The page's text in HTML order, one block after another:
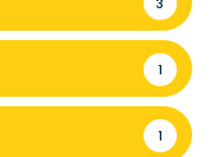
1
1